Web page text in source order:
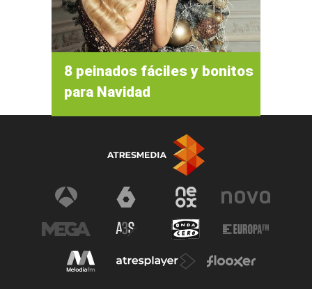
8 peinados fáciles y bonitos
para Navidad